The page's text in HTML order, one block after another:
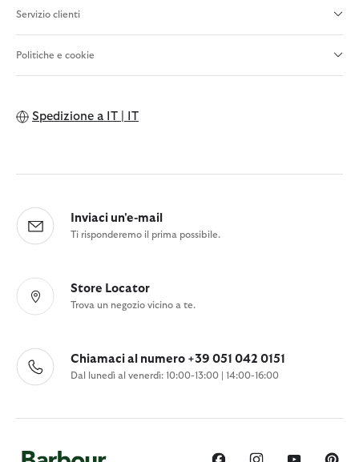
Servizio clienti
Politiche e cookie
Spedizione a IT | IT
Inviaci un'e-mail
Ti risponderemo il prima possibile.
Store Locator
Trova un negozio vicino a te.
Chiamaci al numero +39 051 042 0151
Dal lunedì al venerdì: 10:00-13:00 | 14:00-16:00